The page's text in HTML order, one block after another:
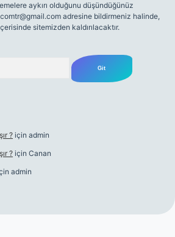
aykırı olduğunu düşündüğünüz
adresine bildirmeniz halinde,
sitemizden kaldırılacaktır.
? için admin
? için Canan
admin